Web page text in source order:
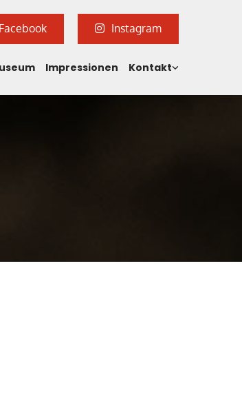
Instagram
Facebook
Impressionen Kontakt